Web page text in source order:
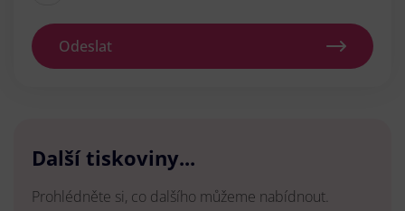
Odeslat
Další tiskoviny...
Prohlédněte si, co dalšího můžeme nabídnout.